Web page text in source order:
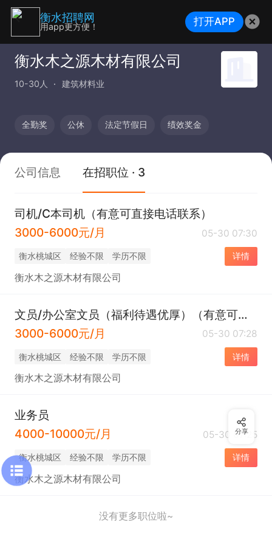
衡水木之源木材有限公司
10-30人 建筑材料业
全勤奖 公休 法定节假日 绩效奖金
公司信息 在招职位 · 3
司机/C本司机（有意可直接电话联系）
3000-6000元/月
05-30 07:30
衡水桃城区 经验不限 学历不限 详情
衡水木之源木材有限公司
文员/办公室文员（福利待遇优厚）（有意可直接电话联系）
3000-6000元/月
05-30 07:28
衡水桃城区 经验不限 学历不限 详情
衡水木之源木材有限公司
业务员
4000-10000元/月
05-30 07:25
衡水桃城区 经验不限 学历不限 详情
衡水木之源木材有限公司
没有更多职位啦~
分享
衡水招聘网
用app更方便！ 打开APP